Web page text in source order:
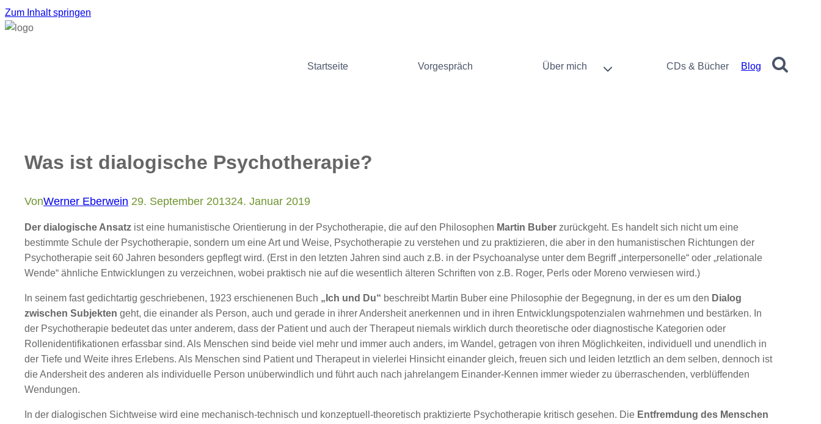
Zum Inhalt springen
Startseite Vorgespräch Über mich CDs & Bücher Blog
Was ist dialogische Psychotherapie?
VonWerner Eberwein 29. September 201324. Januar 2019
Der dialogische Ansatz ist eine humanistische Orientierung in der Psychotherapie, die auf den Philosophen Martin Buber zurückgeht. Es handelt sich nicht um eine
bestimmte Schule der Psychotherapie, sondern um eine Art und Weise, Psychotherapie zu verstehen und zu praktizieren, die aber in den humanistischen Richtungen der
Psychotherapie seit 60 Jahren besonders gepflegt wird. (Erst in den letzten Jahren sind auch z.B. in der Psychoanalyse unter dem Begriff „interpersonelle“ oder „relationale
Wende“ ähnliche Entwicklungen zu verzeichnen, wobei praktisch nie auf die wesentlich älteren Schriften von z.B. Roger, Perls oder Moreno verwiesen wird.)
In seinem fast gedichtartig geschriebenen, 1923 erschienenen Buch „Ich und Du“ beschreibt Martin Buber eine Philosophie der Begegnung, in der es um den Dialog
zwischen Subjekten geht, die einander als Person, auch und gerade in ihrer Andersheit anerkennen und in ihren Entwicklungspotenzialen wahrnehmen und bestärken. In
der Psychotherapie bedeutet das unter anderem, dass der Patient und auch der Therapeut niemals wirklich durch theoretische oder diagnostische Kategorien oder
Rollenidentifikationen erfassbar sind. Als Menschen sind beide viel mehr und immer auch anders, im Wandel, getragen von ihren Möglichkeiten, individuell und unendlich in
der Tiefe und Weite ihres Erlebens. Als Menschen sind Patient und Therapeut in vielerlei Hinsicht einander gleich, freuen sich und leiden letztlich an dem selben, dennoch ist
die Andersheit des anderen als individuelle Person unüberwindlich und führt auch nach jahrelangem Einander-Kennen immer wieder zu überraschenden, verblüffenden
Wendungen.
In der dialogischen Sichtweise wird eine mechanisch-technisch und konzeptuell-theoretisch praktizierte Psychotherapie kritisch gesehen. Die Entfremdung des Menschen